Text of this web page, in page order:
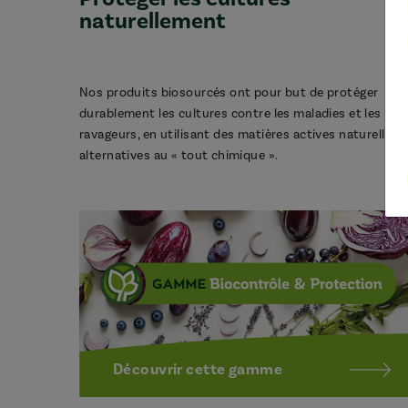
naturellement
Nos produits biosourcés ont pour but de protéger
durablement les cultures contre les maladies et les
ravageurs, en utilisant des matières actives naturelles,
alternatives au « tout chimique ».
Découvrir cette gamme